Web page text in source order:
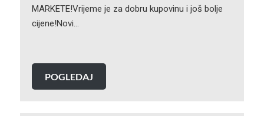
MARKETE!Vrijeme je za dobru kupovinu i još bolje
cijene!Novi…
POGLEDAJ